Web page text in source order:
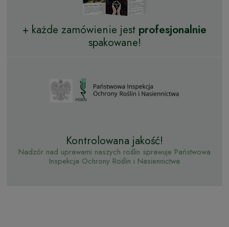
+ każde zamówienie jest profesjonalnie
spakowane!
Kontrolowana jakość!
Nadzór nad uprawami naszych roślin sprawuje Państwowa
Inspekcja Ochrony Roślin i Nasiennictwa